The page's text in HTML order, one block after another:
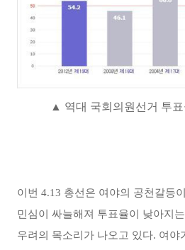
▲ 역대 국회의원선거 투표
이번 4.13 총선은 여야의 공천갈등
민심이 싸늘해져 투표율이 낮아지
우려의 목소리가 나오고 있다. 여야